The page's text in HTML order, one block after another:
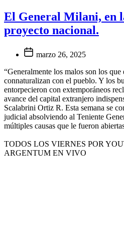
El General Milani, en
proyecto nacional.
marzo 26, 2025
“Generalmente los malos son los que
connaturalizan con el pueblo. Y los
entorpecieron con extemporáneos
avance del capital extranjero
Scalabrini Ortiz R. Esta semana se
judicial absolviendo al Teniente
múltiples causas que le fueron
TODOS LOS VIERNES POR
ARGENTUM EN VIVO